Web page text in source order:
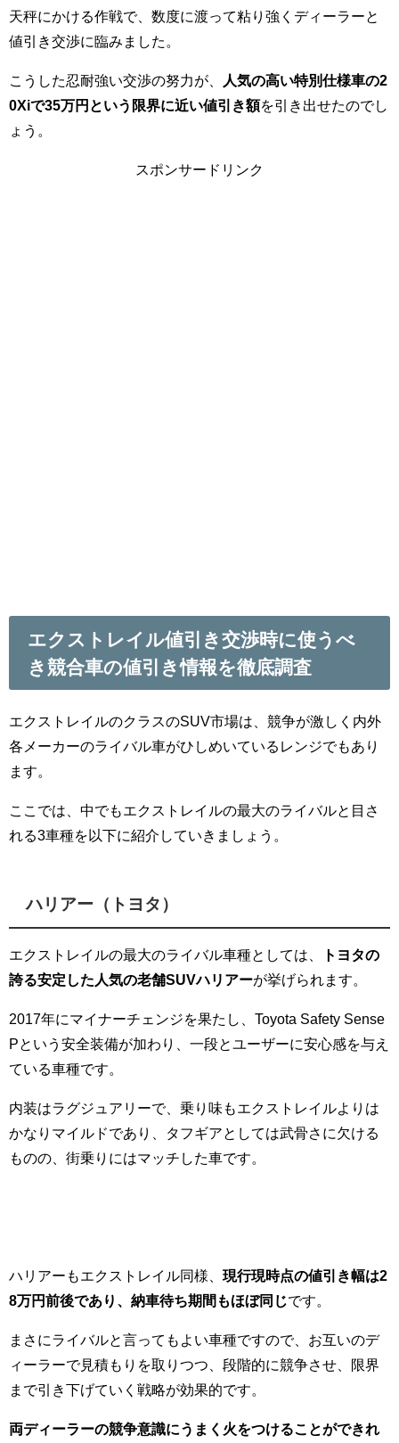
天秤にかける作戦で、数度に渡って粘り強くディーラーと
値引き交渉に臨みました。
こうした忍耐強い交渉の努力が、
人気の高い特別仕様車の2
0Xiで35万円という限界に近い値引き額を引き出せたのでし
ょう。
スポンサードリンク
エクストレイル値引き交渉時に使うべ
き競合車の値引き情報を徹底調査
エクストレイルのクラスのSUV市場は、競争が激しく内外
各メーカーのライバル車がひしめいているレンジでもあり
ます。
ここでは、中でもエクストレイルの最大のライバルと目さ
れる3車種を以下に紹介していきましょう。
ハリアー（トヨタ）
エクストレイルの最大のライバル車種としては、
トヨタの
誇る安定した人気の老舗SUVハリアーが挙げられます。
2017年にマイナーチェンジを果たし、Toyota Safety Sense
Pという安全装備が加わり、一段とユーザーに安心感を与え
ている車種です。
内装はラグジュアリーで、乗り味もエクストレイルよりは
かなりマイルドであり、タフギアとしては武骨さに欠ける
ものの、街乗りにはマッチした車です。
ハリアーもエクストレイル同様、 現行現時点の値引き幅は2
8万円前後であり、納車待ち期間もほぼ同じです。
まさにライバルと言ってもよい車種ですので、お互いのデ
ィーラーで見積もりを取りつつ、段階的に競争させ、限界
まで引き下げていく戦略が効果的です。
両ディーラーの競争意識にうまく火をつけることができれ